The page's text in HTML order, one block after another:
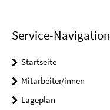
Service-Navigation
Startseite
Mitarbeiter/innen
Lageplan